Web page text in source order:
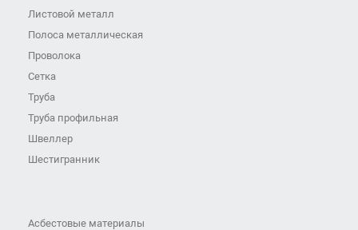
Листовой металл
Полоса металлическая
Проволока
Сетка
Труба
Труба профильная
Швеллер
Шестигранник
Асбестовые материалы